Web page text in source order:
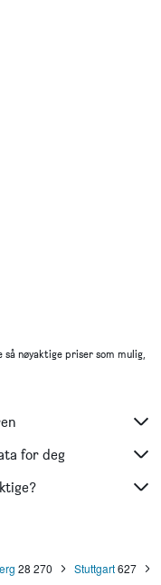
nøyaktige priser som mulig,
for deg
28 270 Stuttgart 627